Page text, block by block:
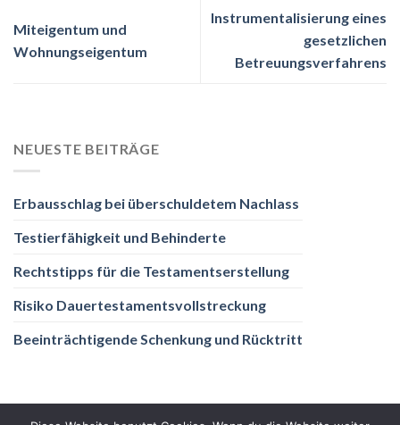
Miteigentum und
Wohnungseigentum
Instrumentalisierung eines
gesetzlichen
Betreuungsverfahrens
NEUESTE BEITRÄGE
Erbausschlag bei überschuldetem Nachlass
Testierfähigkeit und Behinderte
Rechtstipps für die Testamentserstellung
Risiko Dauertestamentsvollstreckung
Beeinträchtigende Schenkung und Rücktritt